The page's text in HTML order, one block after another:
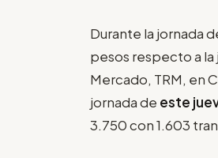
Durante la jornada
pesos respecto a la
Mercado, TRM, en
jornada de este
3.750 con 1.603